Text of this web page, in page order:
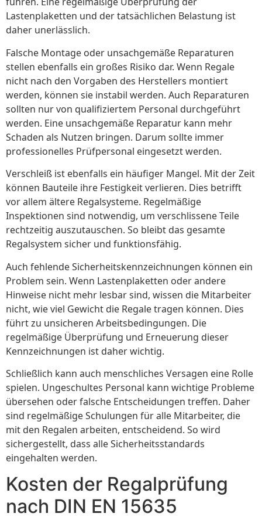
Lastenplaketten und der tatsächlichen Belastung ist
daher unerlässlich.
Falsche Montage oder unsachgemäße Reparaturen
stellen ebenfalls ein großes Risiko dar. Wenn Regale
nicht nach den Vorgaben des Herstellers montiert
werden, können sie instabil werden. Auch Reparaturen
sollten nur von qualifiziertem Personal durchgeführt
werden. Eine unsachgemäße Reparatur kann mehr
Schaden als Nutzen bringen. Darum sollte immer
professionelles Prüfpersonal eingesetzt werden.
Verschleiß ist ebenfalls ein häufiger Mangel. Mit der Zeit
können Bauteile ihre Festigkeit verlieren. Dies betrifft
vor allem ältere Regalsysteme. Regelmäßige
Inspektionen sind notwendig, um verschlissene Teile
rechtzeitig auszutauschen. So bleibt das gesamte
Regalsystem sicher und funktionsfähig.
Auch fehlende Sicherheitskennzeichnungen können ein
Problem sein. Wenn Lastenplaketten oder andere
Hinweise nicht mehr lesbar sind, wissen die Mitarbeiter
nicht, wie viel Gewicht die Regale tragen können. Dies
führt zu unsicheren Arbeitsbedingungen. Die
regelmäßige Überprüfung und Erneuerung dieser
Kennzeichnungen ist daher wichtig.
Schließlich kann auch menschliches Versagen eine Rolle
spielen. Ungeschultes Personal kann wichtige Probleme
übersehen oder falsche Entscheidungen treffen. Daher
sind regelmäßige Schulungen für alle Mitarbeiter, die
mit den Regalen arbeiten, entscheidend. So wird
sichergestellt, dass alle Sicherheitsstandards
eingehalten werden.
Kosten der Regalprüfung
nach DIN EN 15635